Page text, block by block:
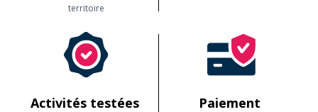
territoire
Activités testées Paiement